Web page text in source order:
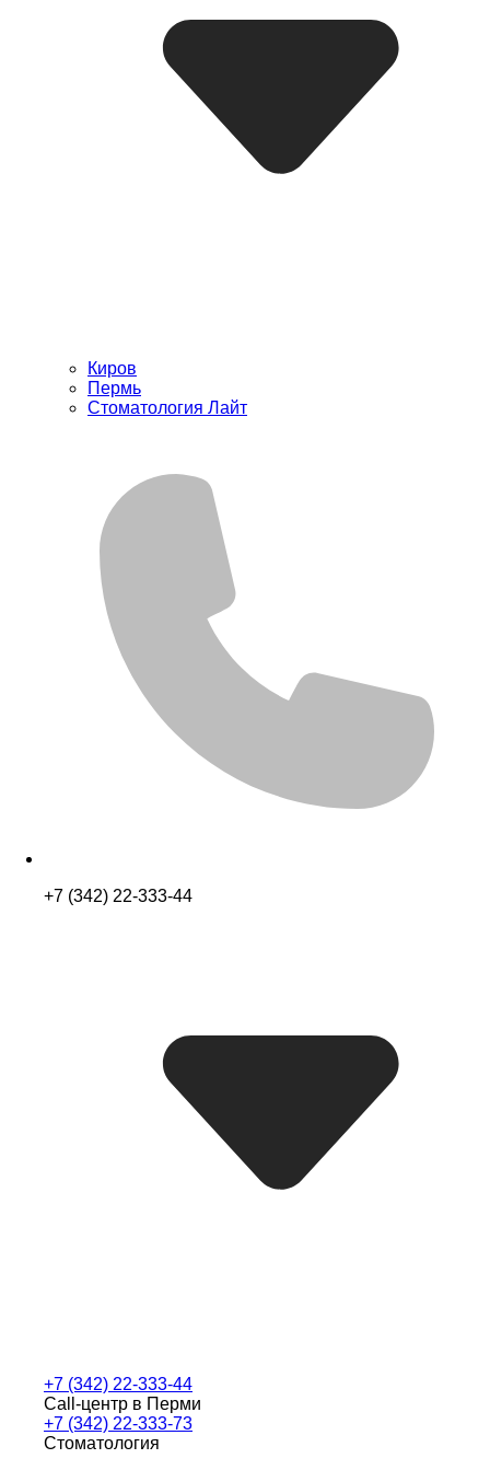
Киров
Пермь
Стоматология Лайт
+7 (342) 22-333-44
+7 (342) 22-333-44
Call-центр в Перми
+7 (342) 22-333-73
Стоматология